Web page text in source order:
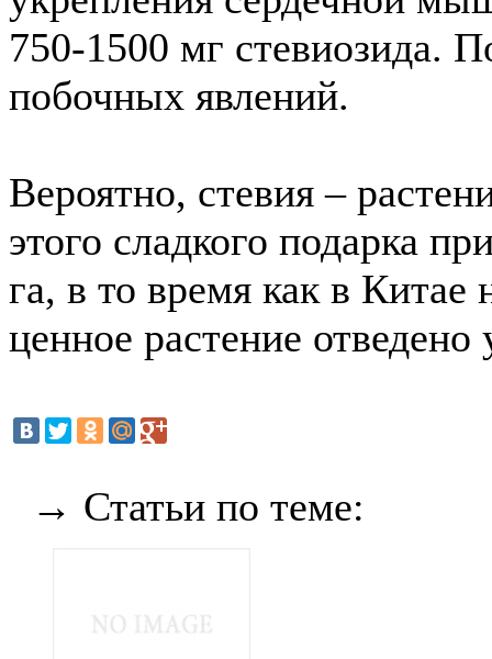
750-1500 мг стевиозида.
побочных явлений.
Вероятно, стевия –
этого сладкого подарка
га, в то время как в Китае
ценное растение
→ Статьи по теме: